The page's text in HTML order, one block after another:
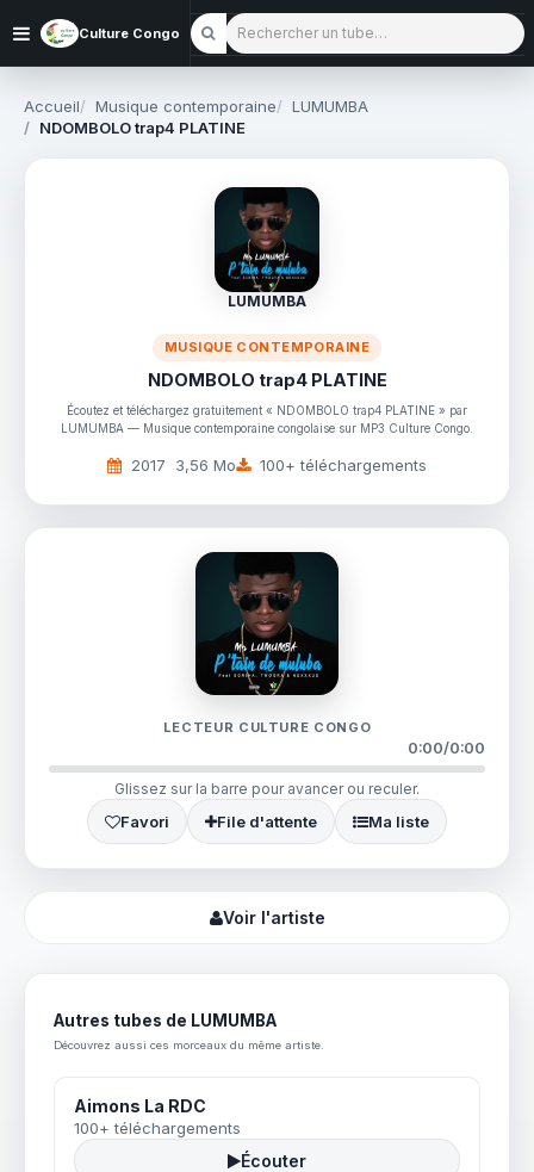
Culture Congo Rechercher un tube
Accueil Musique contemporaine
LUMUMBA
NDOMBOLO trap4 PLATINE
LUMUMBA
MUSIQUE CONTEMPORAINE
NDOMBOLO trap4 PLATINE
Écoutez et téléchargez gratuitement « NDOMBOLO trap4 PLATINE » par
LUMUMBA — Musique contemporaine congolaise sur MP3 Culture Congo.
2017 3,56 Mo 100+ téléchargements
LECTEUR CULTURE CONGO
0:00/0:00
Glissez sur la barre pour avancer ou reculer.
Favori File d'attente Ma liste
Voir l'artiste
Autres tubes de LUMUMBA
Découvrez aussi ces morceaux du même artiste.
Aimons La RDC
100+ téléchargements
Écouter